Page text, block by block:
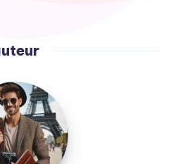
Julien